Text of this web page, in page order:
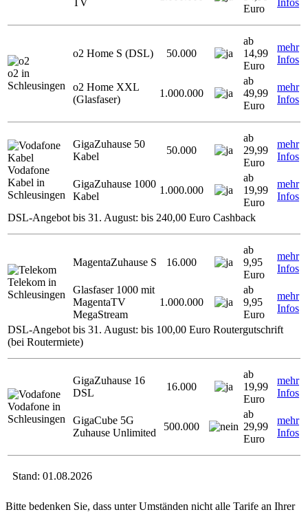
Euro
o2 in
Schleusingen
o2 Home S (DSL) 50.000
ab
14,99
Euro
mehr
Infos
o2 Home XXL
(Glasfaser)
1.000.000
ab
49,99
Euro
mehr
Infos
Vodafone
Kabel in
Schleusingen
GigaZuhause 50
Kabel
50.000
ab
29,99
Euro
mehr
Infos
GigaZuhause 1000
Kabel
1.000.000
ab
19,99
Euro
mehr
Infos
DSL-Angebot bis 31. August: bis 240,00 Euro Cashback
Telekom in
Schleusingen
MagentaZuhause S 16.000
ab
9,95
Euro
mehr
Infos
Glasfaser 1000 mit
MagentaTV
MegaStream
1.000.000
ab
9,95
Euro
mehr
Infos
DSL-Angebot bis 31. August: bis 100,00 Euro Routergutschrift
(bei Routermiete)
Vodafone in
Schleusingen
GigaZuhause 16
DSL
16.000
ab
19,99
Euro
mehr
Infos
GigaCube 5G
Zuhause Unlimited
500.000
ab
29,99
Euro
mehr
Infos
Stand: 01.08.2026
Bitte bedenken Sie, dass unter Umständen nicht alle Tarife an Ihrer